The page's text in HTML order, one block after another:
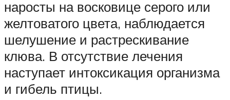
наросты на восковице серого или
желтоватого цвета, наблюдается
шелушение и растрескивание
клюва. В отсутствие лечения
наступает интоксикация организма
и гибель птицы.